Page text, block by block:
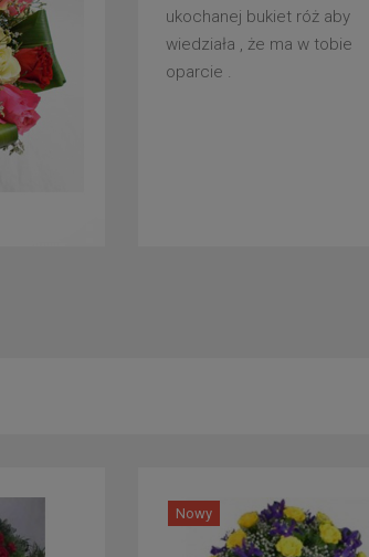
ukochanej bukiet róż aby
wiedziała , że ma w tobie
oparcie .
Nowy